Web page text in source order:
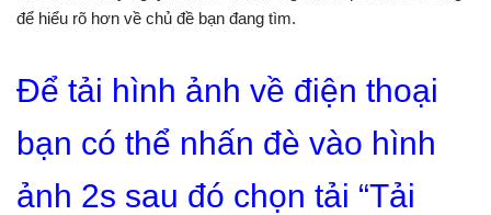
để hiểu rõ hơn về chủ đề bạn đang tìm.
Để tải hình ảnh về điện thoại
bạn có thể nhấn đè vào hình
ảnh 2s sau đó chọn tải “Tải